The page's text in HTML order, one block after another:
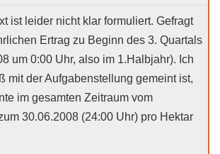
ist leider nicht klar formuliert. Gefragt
Ertrag zu Beginn des 3. Quartals
um 0:00 Uhr, also im 1.Halbjahr). Ich
mit der Aufgabenstellung gemeint ist,
im gesamten Zeitraum vom
30.06.2008 (24:00 Uhr) pro Hektar